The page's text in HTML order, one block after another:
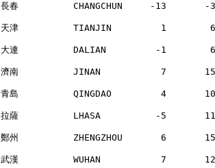
長春          CHANGCHUN     -13
天津          TIANJIN         1        6
大連          DALIAN         -1
濟南          JINAN           7       15
青島          QINGDAO         4       10
拉薩          LHASA          -5       11
鄭州          ZHENGZHOU       6
武漢          WUHAN           7